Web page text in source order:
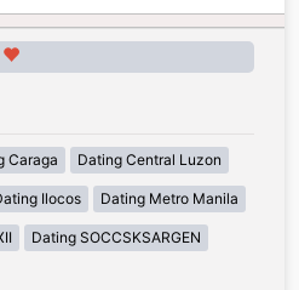
Caraga Dating Central Luzon
Ilocos Dating Metro Manila
Dating SOCCSKSARGEN